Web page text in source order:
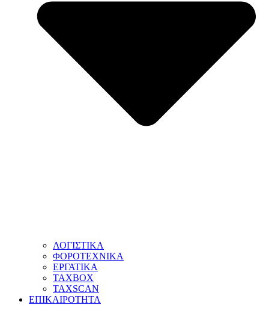
ΛΟΓΙΣΤΙΚΑ
ΦΟΡΟΤΕΧΝΙΚΑ
ΕΡΓΑΤΙΚΑ
TAXBOX
TAXSCAN
ΕΠΙΚΑΙΡΟΤΗΤΑ